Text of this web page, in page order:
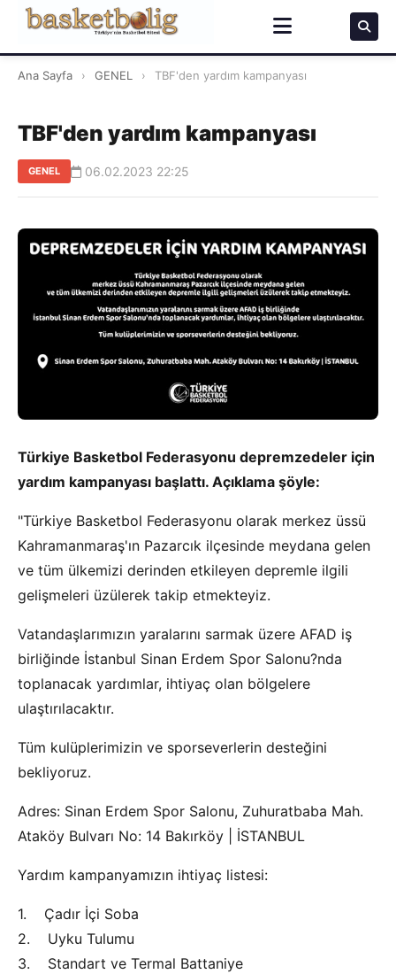
Ana Sayfa › GENEL › TBF'den yardım kampanyası
TBF'den yardım kampanyası
GENEL 06.02.2023 22:25
Türkiye Basketbol Federasyonu depremzedeler için
yardım kampanyası başlattı. Açıklama şöyle:
"Türkiye Basketbol Federasyonu olarak merkez üssü
Kahramanmaraş'ın Pazarcık ilçesinde meydana gelen
ve tüm ülkemizi derinden etkileyen depremle ilgili
gelişmeleri üzülerek takip etmekteyiz.
Vatandaşlarımızın yaralarını sarmak üzere AFAD iş
birliğinde İstanbul Sinan Erdem Spor Salonu?nda
toplanacak yardımlar, ihtiyaç olan bölgelere
ulaştırılacaktır.
Tüm kulüplerimizin ve sporseverlerin desteğini
bekliyoruz.
Adres: Sinan Erdem Spor Salonu, Zuhuratbaba Mah.
Ataköy Bulvarı No: 14 Bakırköy | İSTANBUL
Yardım kampanyamızın ihtiyaç listesi:
1. Çadır İçi Soba
2. Uyku Tulumu
3. Standart ve Termal Battaniye